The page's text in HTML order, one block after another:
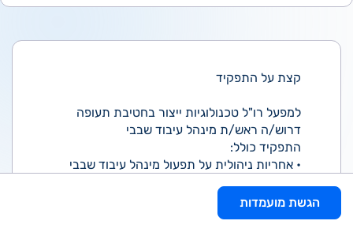
קצת על התפקיד
למפעל רו"ל טכנולוגיות ייצור בחטיבת תעופה
דרוש/ה ראש/ת מינהל עיבוד שבבי
התפקיד כולל:
• אחריות ניהולית על תפעול מינהל עיבוד שבבי
• המינהל מייצר חלקים משלב חומר גלם ועד חלק
סופי בטכנולוגיה של עיבוד שבבי
הגשת מועמדות